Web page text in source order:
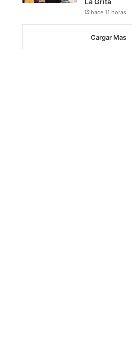
hace 11 horas
Cargar Mas